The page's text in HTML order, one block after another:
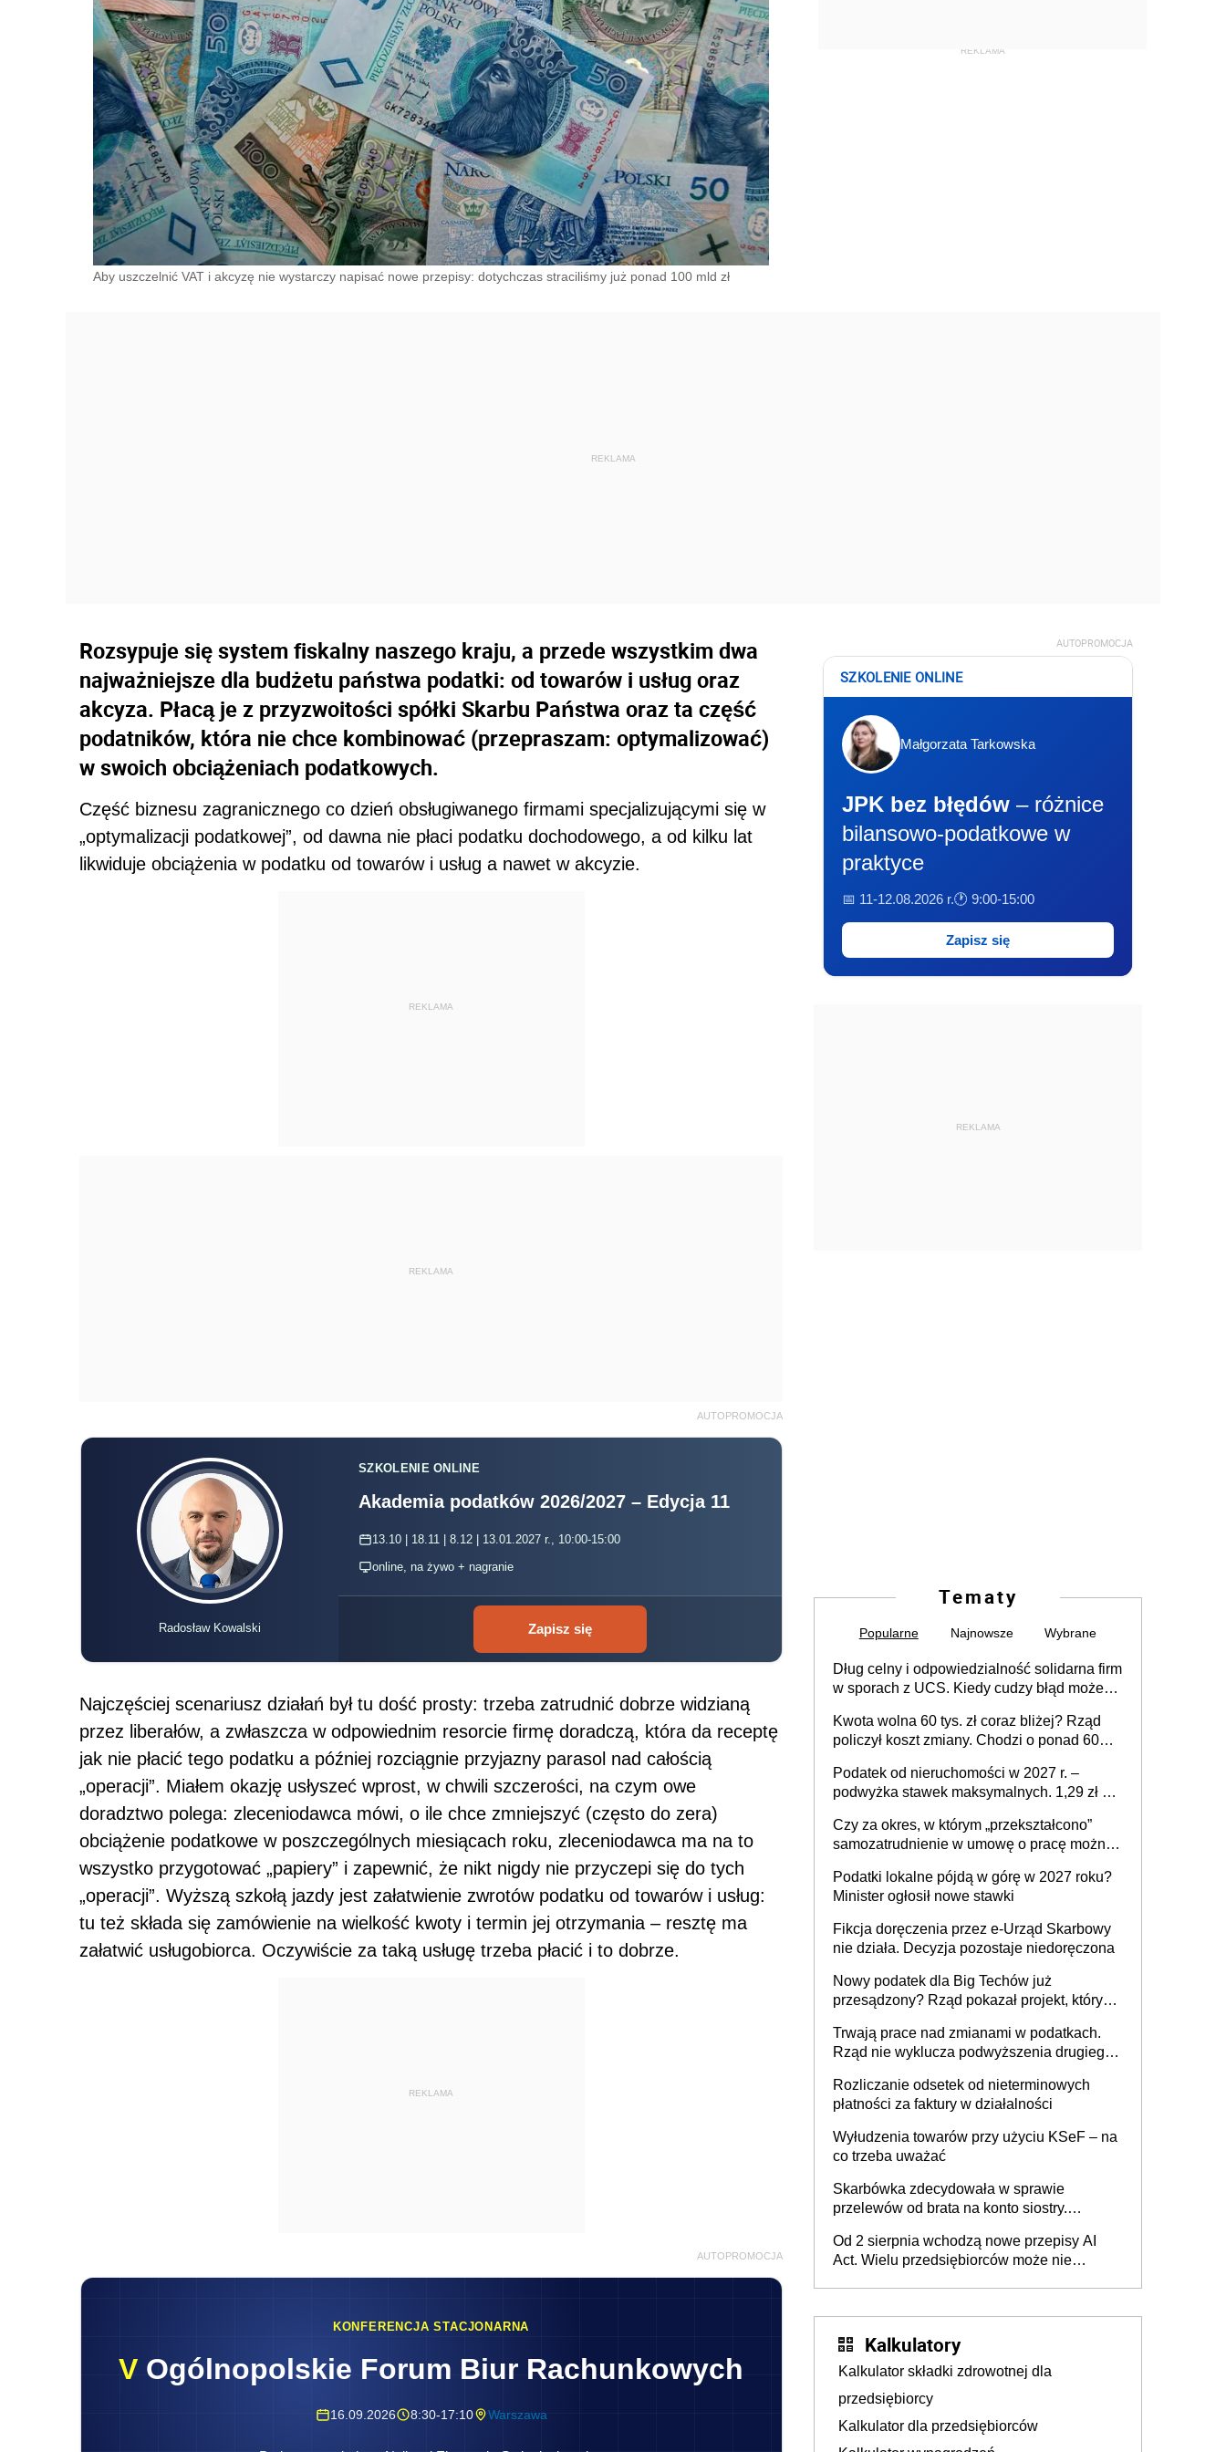
Aby uszczelnić VAT i akcyzę nie wystarczy napisać nowe przepisy: dotychczas straciliśmy już ponad 100 mld zł
Rozsypuje się system fiskalny naszego kraju, a przede wszystkim dwa
najważniejsze dla budżetu państwa podatki: od towarów i usług oraz
akcyza. Płacą je z przyzwoitości spółki Skarbu Państwa oraz ta część
podatników, która nie chce kombinować (przepraszam: optymalizować)
w swoich obciążeniach podatkowych.
Część biznesu zagranicznego co dzień obsługiwanego firmami specjalizującymi się w
„optymalizacji podatkowej”, od dawna nie płaci podatku dochodowego, a od kilku lat
likwiduje obciążenia w podatku od towarów i usług a nawet w akcyzie.
REKLAMA
REKLAMA
AUTOPROMOCJA
Radosław Kowalski
SZKOLENIE ONLINE
Akademia podatków 2026/2027 – Edycja 11
13.10 | 18.11 | 8.12 | 13.01.2027 r., 10:00-15:00
online, na żywo + nagranie
Zapisz się
Najczęściej scenariusz działań był tu dość prosty: trzeba zatrudnić dobrze widzianą
przez liberałów, a zwłaszcza w odpowiednim resorcie firmę doradczą, która da receptę
jak nie płacić tego podatku a później rozciągnie przyjazny parasol nad całością
„operacji”. Miałem okazję usłyszeć wprost, w chwili szczerości, na czym owe
doradztwo polega: zleceniodawca mówi, o ile chce zmniejszyć (często do zera)
obciążenie podatkowe w poszczególnych miesiącach roku, zleceniodawca ma na to
wszystko przygotować „papiery” i zapewnić, że nikt nigdy nie przyczepi się do tych
„operacji”. Wyższą szkołą jazdy jest załatwienie zwrotów podatku od towarów i usług:
tu też składa się zamówienie na wielkość kwoty i termin jej otrzymania – resztę ma
załatwić usługobiorca. Oczywiście za taką usługę trzeba płacić i to dobrze.
REKLAMA
AUTOPROMOCJA
KONFERENCJA STACJONARNA
V Ogólnopolskie Forum Biur Rachunkowych
16.09.2026 8:30-17:10 Warszawa
AUTOPROMOCJA
SZKOLENIE ONLINE
Małgorzata Tarkowska
JPK bez błędów – różnice
bilansowo-podatkowe w
praktyce
📅 11-12.08.2026 r.🕐 9:00-15:00
Zapisz się
REKLAMA
Tematy
Popularne Najnowsze Wybrane
Dług celny i odpowiedzialność solidarna firm
w sporach z UCS. Kiedy cudzy błąd może
Kwota wolna 60 tys. zł coraz bliżej? Rząd
policzył koszt zmiany. Chodzi o ponad 60
Podatek od nieruchomości w 2027 r. –
podwyżka stawek maksymalnych. 1,29 zł za
budynków i lokali związanych z
prowadzeniem działalności gospodarczej
Czy za okres, w którym „przekształcono”
samozatrudnienie w umowę o pracę można
umowy cywilnoprawnej jedynym
racjonalnym wyjściem
Podatki lokalne pójdą w górę w 2027 roku?
Minister ogłosił nowe stawki
Fikcja doręczenia przez e-Urząd Skarbowy
nie działa. Decyzja pozostaje niedoręczona
Nowy podatek dla Big Techów już
przesądzony? Rząd pokazał projekt, który
Trwają prace nad zmianami w podatkach.
Rząd nie wyklucza podwyższenia drugiego
Rozliczanie odsetek od nieterminowych
płatności za faktury w działalności
Wyłudzenia towarów przy użyciu KSeF – na
co trzeba uważać
Skarbówka zdecydowała w sprawie
przelewów od brata na konto siostry.
darowizna, ale podatku jednak nie będzie
Od 2 sierpnia wchodzą nowe przepisy AI
Act. Wielu przedsiębiorców może nie
Kalkulatory
Kalkulator składki zdrowotnej dla
przedsiębiorcy
Kalkulator dla przedsiębiorców